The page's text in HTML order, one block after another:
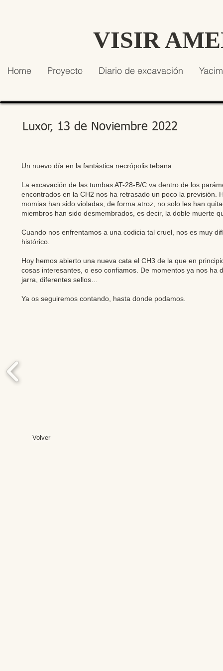
VISIR
Home Proyecto Diario de excavación
Luxor, 13 de Noviembre 2022
Un nuevo día en la fantástica necrópolis tebana.
La excavación de las tumbas AT-28-B/C va dentro de los
encontrados en la CH2 nos ha retrasado un poco la previsión.
momias han sido violadas, de forma atroz, no solo les han
miembros han sido desmembrados, es decir, la doble muerte
Cuando nos enfrentamos a una codicia tal cruel, nos es muy
histórico.
Hoy hemos abierto una nueva cata el CH3 de la que en
cosas interesantes, o eso confiamos. De momentos ya nos
jarra, diferentes sellos…
Ya os seguiremos contando, hasta donde podamos.
Volver